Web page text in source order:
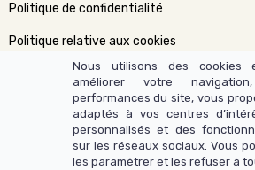
Politique de confidentialité
Politique relative aux cookies
Nous utilisons des cookies
améliorer votre
performances du site, vous
adaptés à vos centres
personnalisés et des
sur les réseaux sociaux. Vous
les paramétrer et les refuser à